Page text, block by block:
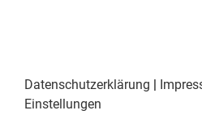
Datenschutzerklärung |
Einstellungen